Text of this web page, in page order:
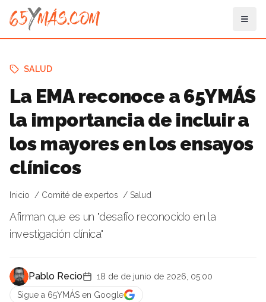
SALUD
La EMA reconoce a 65YMÁS
la importancia de incluir a
los mayores en los ensayos
clínicos
Inicio Comité de expertos Salud
Afirman que es un "desafío reconocido en la
investigación clínica"
Pablo Recio
18 de de junio de 2026, 05:00
Sigue a 65YMÁS en Google